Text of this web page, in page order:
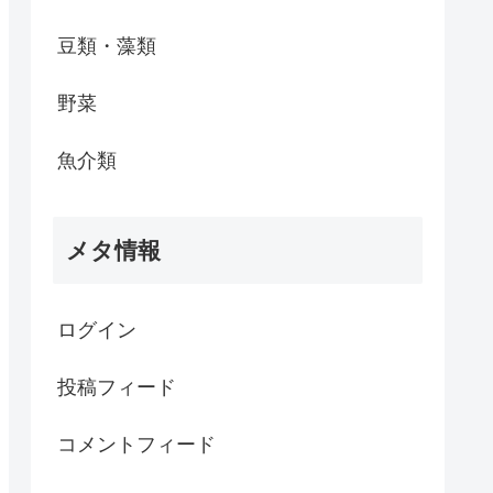
豆類・藻類
野菜
魚介類
メタ情報
ログイン
投稿フィード
コメントフィード